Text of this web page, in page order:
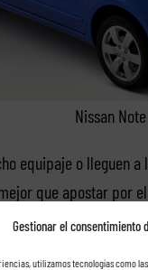
Gestionar el consentimiento
utilizamos tecnologías como
Nissan Note
equipaje o lleguen
que apostar por el
es automático,